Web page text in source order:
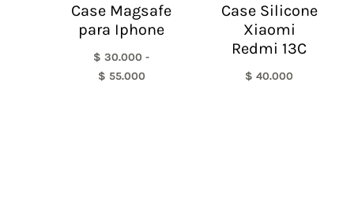
Case Magsafe
para Iphone
$ 30.000 -
$ 55.000
Case Silicone
Xiaomi
Redmi 13C
$ 40.000